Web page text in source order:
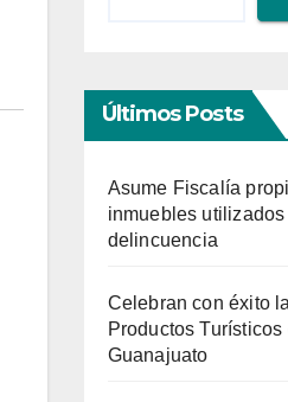
Últimos Posts
Asume Fiscalía
inmuebles
delincuencia
Celebran con éxito
Productos Turísticos
Guanajuato